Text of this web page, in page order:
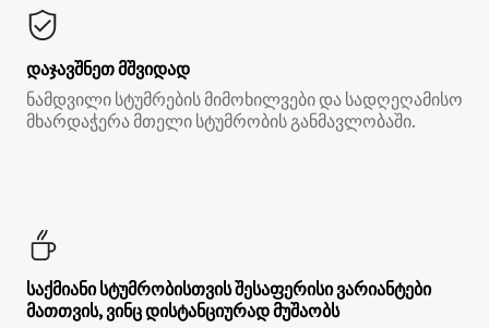
დაჯავშნეთ მშვიდად
ნამდვილი სტუმრების მიმოხილვები და სადღეღამისო
მხარდაჭერა მთელი სტუმრობის განმავლობაში.
საქმიანი სტუმრობისთვის შესაფერისი ვარიანტები
მათთვის, ვინც დისტანციურად მუშაობს